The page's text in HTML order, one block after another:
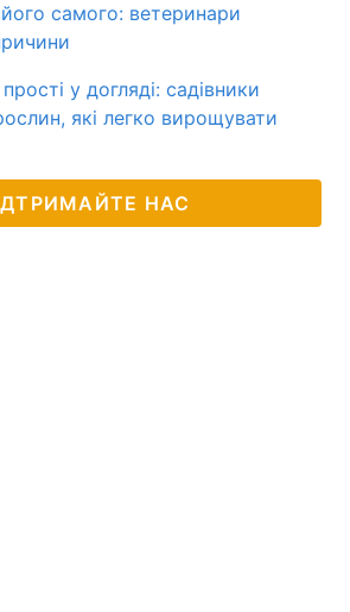
самого: ветеринари
у догляді: садівники
які легко вирощувати
НАС